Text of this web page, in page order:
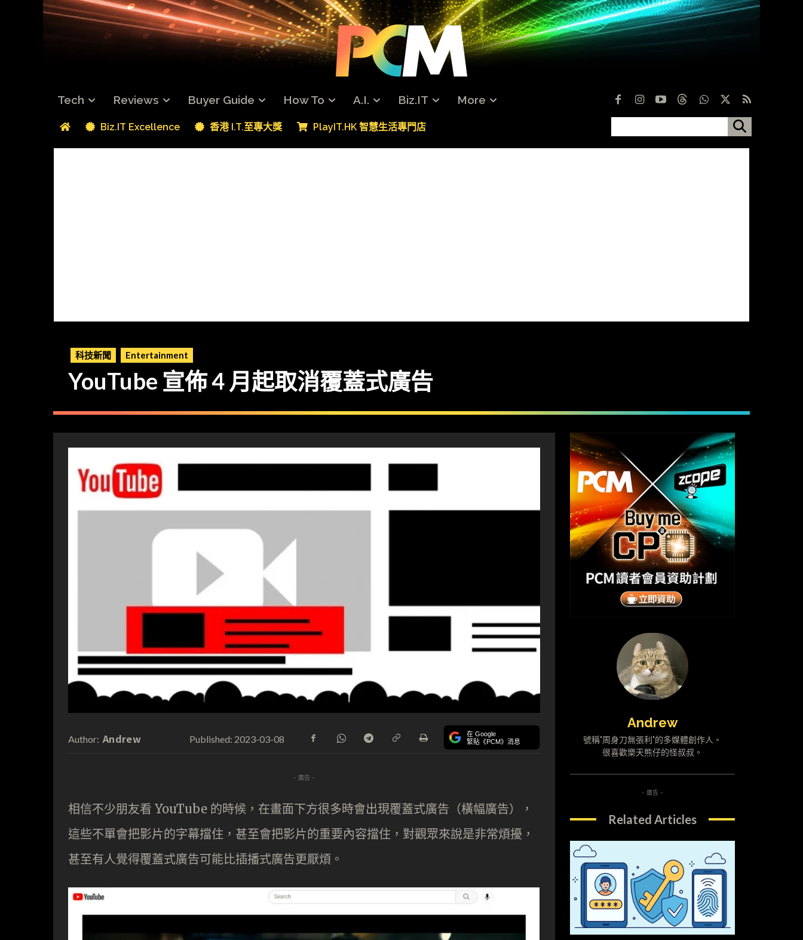
Tech Reviews Buyer Guide How To A.I. Biz.IT More
Biz.IT Excellence 香港 I.T.至專大獎 PlayIT.HK 智慧生活專門店
科技新聞 Entertainment
YouTube 宣佈 4 月起取消覆蓋式廣告
Author: Andrew Published: 2023-03-08 在 Google
緊貼《PCM》消息
- 廣告 -
相信不少朋友看 YouTube 的時候，在畫面下方很多時會出現覆蓋式廣告（橫幅廣告），
這些不單會把影片的字幕擋住，甚至會把影片的重要內容擋住，對觀眾來說是非常煩擾，
甚至有人覺得覆蓋式廣告可能比插播式廣告更厭煩。
Andrew
號稱"周身刀無張利"的多媒體創作人。
很喜歡樂天熊仔的怪叔叔。
- 廣告 -
Related Articles